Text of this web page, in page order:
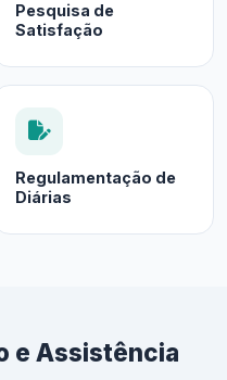
Pesquisa de
Satisfação
Regulamentação de
Diárias
e Assistência